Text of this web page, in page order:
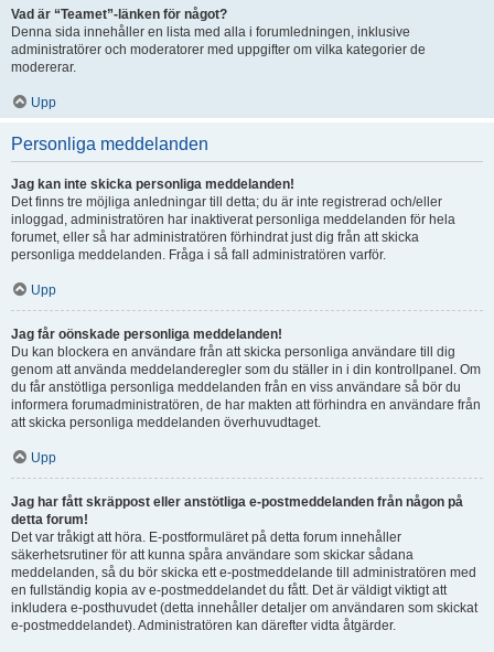
Vad är “Teamet”-länken för något?
Denna sida innehåller en lista med alla i forumledningen, inklusive
administratörer och moderatorer med uppgifter om vilka kategorier de
modererar.
Upp
Personliga meddelanden
Jag kan inte skicka personliga meddelanden!
Det finns tre möjliga anledningar till detta; du är inte registrerad och/eller
inloggad, administratören har inaktiverat personliga meddelanden för hela
forumet, eller så har administratören förhindrat just dig från att skicka
personliga meddelanden. Fråga i så fall administratören varför.
Upp
Jag får oönskade personliga meddelanden!
Du kan blockera en användare från att skicka personliga användare till dig
genom att använda meddelanderegler som du ställer in i din kontrollpanel. Om
du får anstötliga personliga meddelanden från en viss användare så bör du
informera forumadministratören, de har makten att förhindra en användare från
att skicka personliga meddelanden överhuvudtaget.
Upp
Jag har fått skräppost eller anstötliga e-postmeddelanden från någon på
detta forum!
Det var tråkigt att höra. E-postformuläret på detta forum innehåller
säkerhetsrutiner för att kunna spåra användare som skickar sådana
meddelanden, så du bör skicka ett e-postmeddelande till administratören med
en fullständig kopia av e-postmeddelandet du fått. Det är väldigt viktigt att
inkludera e-posthuvudet (detta innehåller detaljer om användaren som skickat
e-postmeddelandet). Administratören kan därefter vidta åtgärder.